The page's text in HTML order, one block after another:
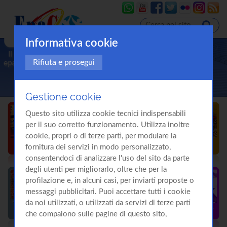
Informativa cookie
Rifiuta e prosegui
Gestione cookie
Questo sito utilizza cookie tecnici indispensabili
per il suo corretto funzionamento. Utilizza inoltre
cookie, propri o di terze parti, per modulare la
fornitura dei servizi in modo personalizzato,
consentendoci di analizzare l'uso del sito da parte
degli utenti per migliorarlo, oltre che per la
profilazione e, in alcuni casi, per inviarti proposte o
messaggi pubblicitari. Puoi accettare tutti i cookie
da noi utilizzati, o utilizzati da servizi di terze parti
che compaiono sulle pagine di questo sito,
premendo il pulsante "Accetta tutti i cookie"